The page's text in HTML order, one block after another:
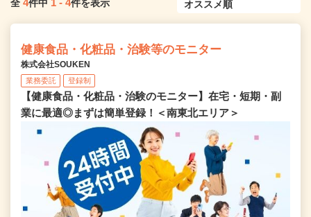
全 4件中 1 - 4件を表示
健康食品・化粧品・治験等のモニター
株式会社SOUKEN
業務委託 登録制
【健康食品・化粧品・治験のモニター】在宅・短期・副
業に最適◎まずは簡単登録！＜南東北エリア＞